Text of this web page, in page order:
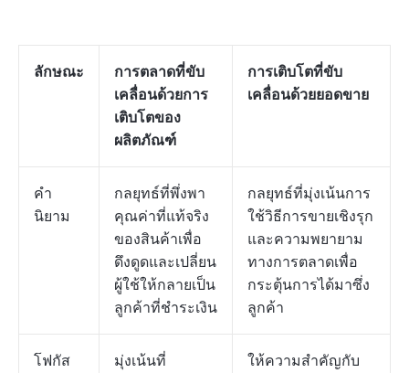
ลักษณะ
การตลาดที่ขับ
เคลื่อนด้วยการ
เติบโตของ
ผลิตภัณฑ์
การเติบโตที่ขับ
เคลื่อนด้วยยอดขาย
คำ
นิยาม
กลยุทธ์ที่พึ่งพา
คุณค่าที่แท้จริง
ของสินค้าเพื่อ
ดึงดูดและเปลี่ยน
ผู้ใช้ให้กลายเป็น
ลูกค้าที่ชำระเงิน
กลยุทธ์ที่มุ่งเน้นการ
ใช้วิธีการขายเชิงรุก
และความพยายาม
ทางการตลาดเพื่อ
กระตุ้นการได้มาซึ่ง
ลูกค้า
โฟกัส
มุ่งเน้นที่
ให้ความสำคัญกับ